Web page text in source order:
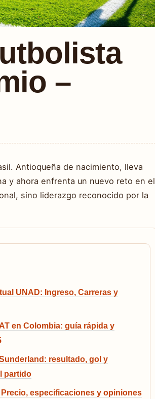
–
Antioqueña de nacimiento, lleva
y ahora enfrenta un nuevo reto en el
sino liderazgo reconocido por la
UNAD: Ingreso, Carreras y
en Colombia: guía rápida y
resultado, gol y
partido
Precio, especificaciones y opiniones